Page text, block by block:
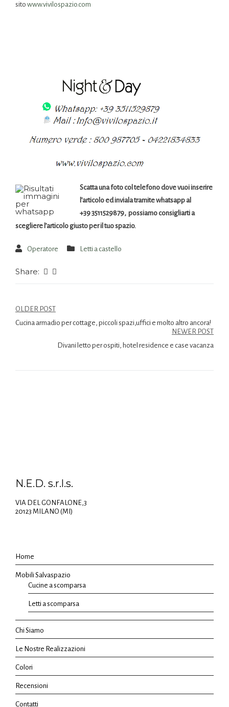
sito www.vivilospazio.com
Scatta una foto col telefono dove vuoi inserire
l’articolo ed inviala tramite whatsapp al
+39 3511529879, possiamo consigliarti a
scegliere l’articolo giusto per il tuo spazio.
Operatore Letti a castello
Share:
OLDER POST
Cucina armadio per cottage, piccoli spazi,uffici e molto altro ancora!
NEWER POST
Divani letto per ospiti, hotel residence e case vacanza
N.E.D. s.r.l.s.
VIA DEL GONFALONE,3
20123 MILANO (MI)
Home
Mobili Salvaspazio
Cucine a scomparsa
Letti a scomparsa
Chi Siamo
Le Nostre Realizzazioni
Colori
Recensioni
Contatti